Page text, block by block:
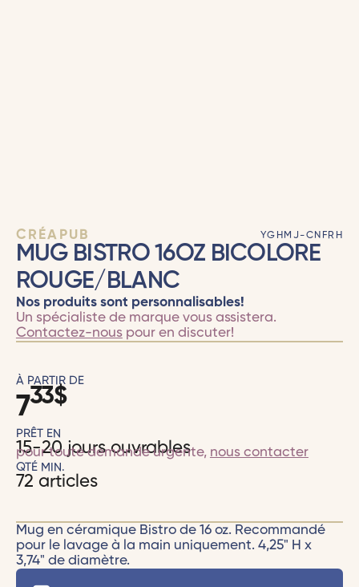
CRÉAPUB YGHMJ-CNFRH
MUG BISTRO 16OZ BICOLORE
ROUGE/BLANC
Nos produits sont personnalisables!
Un spécialiste de marque vous assistera.
Contactez-nouspour en discuter!
À PARTIR DE
733$
PRÊT EN
15-20 jours ouvrables
pour toute demande urgente, nous contacter
QTÉ MIN.
72 articles
Mug en céramique Bistro de 16 oz. Recommandé
pour le lavage à la main uniquement. 4,25" H x
3,74" de diamètre.